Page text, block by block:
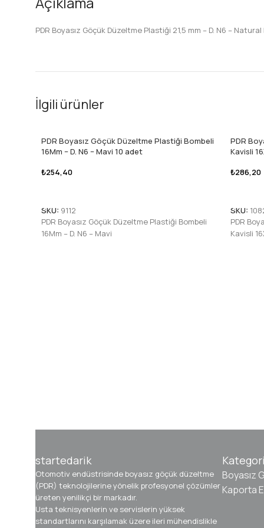
PDR Boyasız Göçük Düzeltme Plastiği 21,5 mm – D. N6 –
İlgili ürünler
PDR Boyasız Göçük Düzeltme Plastiği Bombeli
16Mm – D. N6 – Mavi 10 adet
₺254,40
SKU: 9112
PDR Boyasız Göçük Düzeltme Plastiği Bombeli
16Mm – D. N6 – Mavi
PDR
Kavisli
₺286,20
SKU:
PDR
Kavisli
startedarik
Otomotiv endüstrisinde boyasız göçük düzeltme
(PDR) teknolojilerine yönelik profesyonel çözümler
üreten yenilikçi bir markadır.
Usta teknisyenlerin ve servislerin yüksek
standartlarını karşılamak üzere ileri mühendislikle
Boyasız
Kaporta